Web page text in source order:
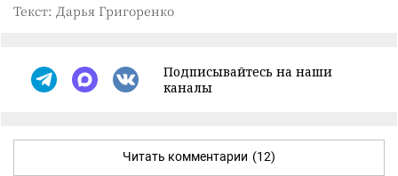
Текст: Дарья Григоренко
Подписывайтесь на наши
каналы
Читать комментарии (12)